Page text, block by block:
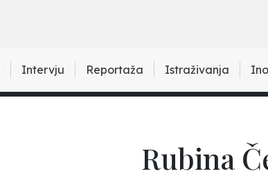
Intervju Reportaža Istraživanja
Rubina